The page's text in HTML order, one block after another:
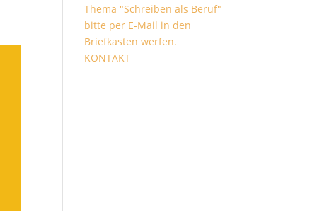
Thema "Schreiben als Beruf"
bitte per E-Mail in den
Briefkasten werfen.
KONTAKT